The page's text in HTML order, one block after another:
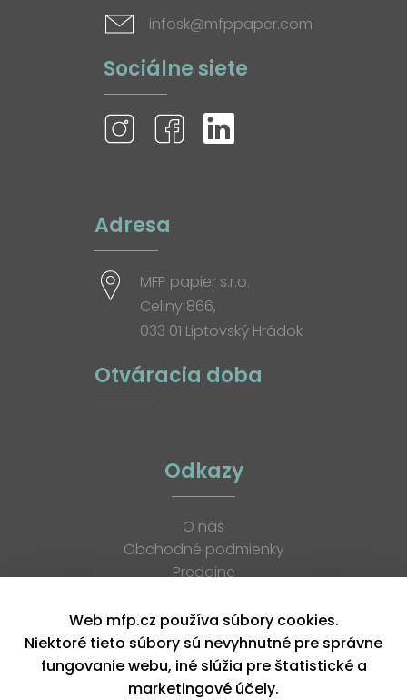
infosk@mfppaper.com
Sociálne siete
Adresa
MFP papier s.r.o.
Celiny 866,
033 01 Liptovský Hrádok
Otváracia doba
Odkazy
O nás
Obchodné podmienky
Predajne
K stiahnutiu
Blog
Kontakt
Kariéra
Web mfp.cz používa súbory cookies.
Niektoré tieto súbory sú nevyhnutné pre správne
fungovanie webu, iné slúžia pre štatistické a
marketingové účely.